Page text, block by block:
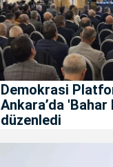
Demokrasi
Ankara’da 'Bahar
düzenledi